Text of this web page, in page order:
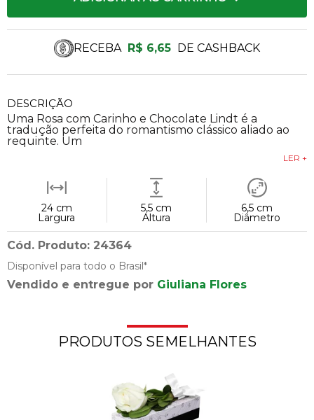
DESCRIÇÃO
Uma Rosa com Carinho e Chocolate Lindt é a
tradução perfeita do romantismo clássico aliado ao
requinte. Um
LER +
24 cm
Largura
5,5 cm
Altura
6,5 cm
Diâmetro
Cód. Produto: 24364
Disponível para todo o Brasil*
Vendido e entregue por Giuliana Flores
RECEBA R$ 6,65 DE CASHBACK
PRODUTOS SEMELHANTES